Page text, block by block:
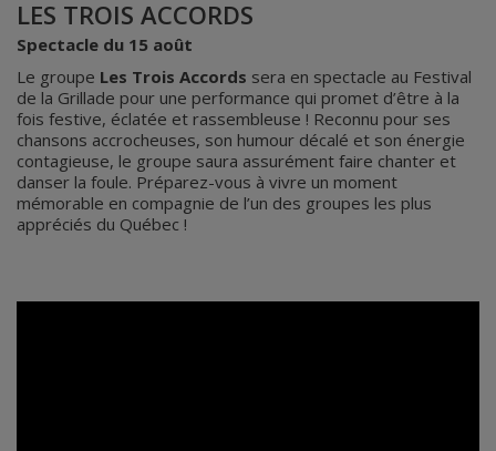
LES TROIS ACCORDS
Spectacle du 15 août
Le groupe Les Trois Accords sera en spectacle au Festival
de la Grillade pour une performance qui promet d’être à la
fois festive, éclatée et rassembleuse ! Reconnu pour ses
chansons accrocheuses, son humour décalé et son énergie
contagieuse, le groupe saura assurément faire chanter et
danser la foule. Préparez-vous à vivre un moment
mémorable en compagnie de l’un des groupes les plus
appréciés du Québec !